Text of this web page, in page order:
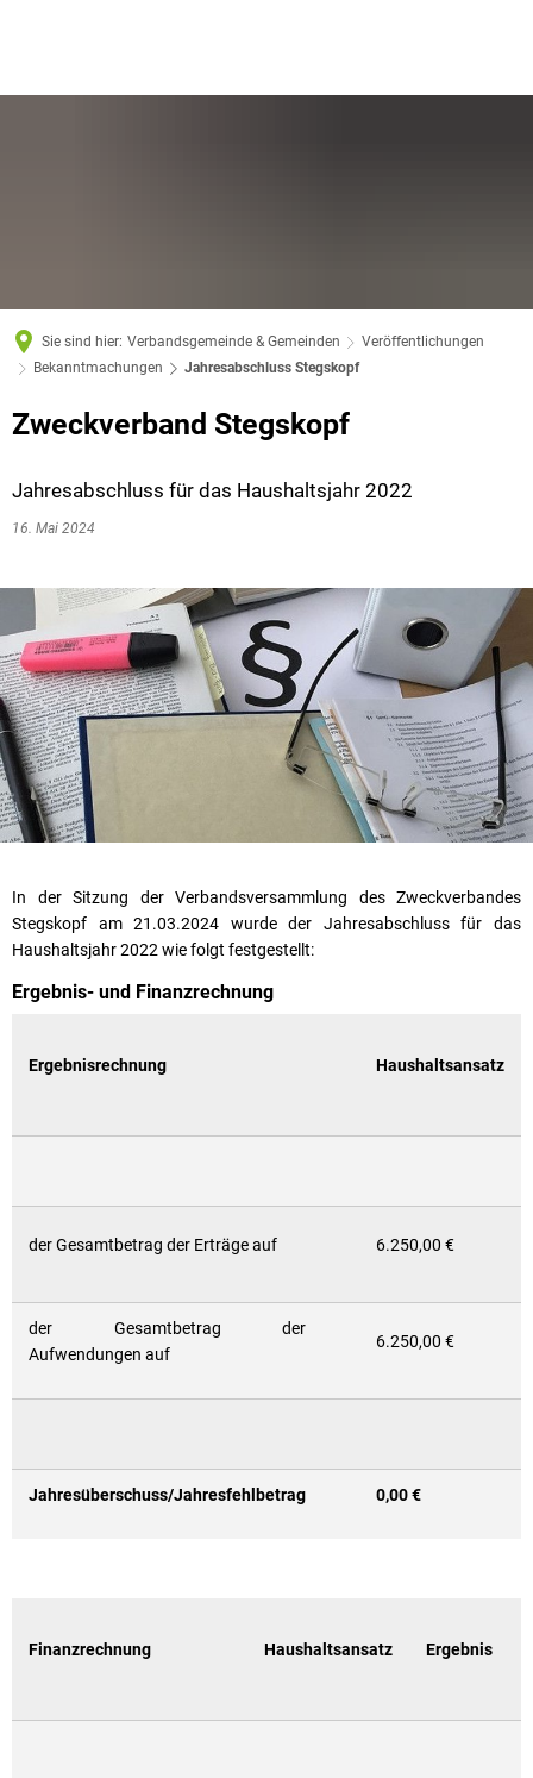
Sie sind hier: Verbandsgemeinde & Gemeinden
Veröffentlichungen
Bekanntmachungen
Jahresabschluss Stegskopf
Zweckverband Stegskopf
Jahresabschluss für das Haushaltsjahr 2022
16. Mai 2024
In der Sitzung der Verbandsversammlung des Zweckverbandes
Stegskopf am 21.03.2024 wurde der Jahresabschluss für das
Haushaltsjahr 2022 wie folgt festgestellt:
Ergebnis- und Finanzrechnung
Ergebnisrechnung Haushaltsansatz
der Gesamtbetrag der Erträge auf 6.250,00 €
der Gesamtbetrag der
Aufwendungen auf
6.250,00 €
Jahresüberschuss/Jahresfehlbetrag 0,00 €
Finanzrechnung Haushaltsansatz Ergebnis